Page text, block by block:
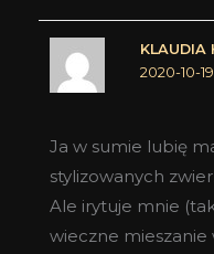
KLAUDIA
2020-10-19
Ja w sumie lubię
stylizowanych
Ale irytuje mnie
wieczne